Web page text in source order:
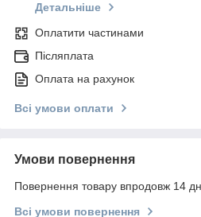
Детальніше
Оплатити частинами
Післяплата
Оплата на рахунок
Всі умови оплати
Умови повернення
Повернення товару впродовж 14
Всі умови повернення